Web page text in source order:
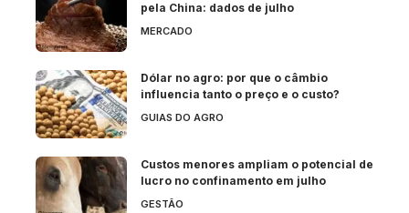
pela China: dados de julho
MERCADO
Dólar no agro: por que o câmbio
influencia tanto o preço e o custo?
GUIAS DO AGRO
Custos menores ampliam o potencial de
lucro no confinamento em julho
GESTÃO